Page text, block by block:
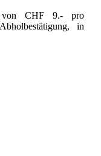
von CHF 9.- pro
in